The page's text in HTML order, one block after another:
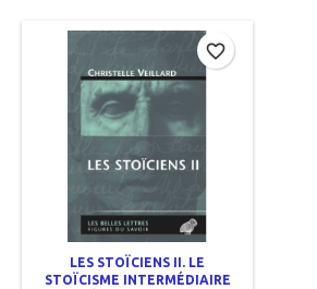
LES STOÏCIENS II. LE
STOÏCISME INTERMÉDIAIRE
favorite_border